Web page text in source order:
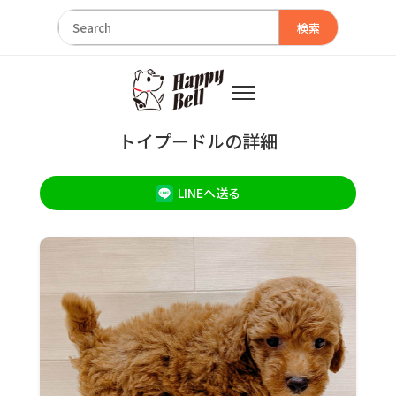
検索
トイプードルの詳細
LINEへ送る